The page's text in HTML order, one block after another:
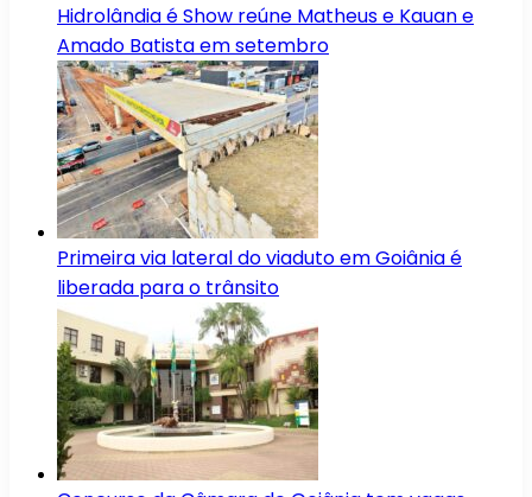
Hidrolândia é Show reúne Matheus e Kauan e
Amado Batista em setembro
Primeira via lateral do viaduto em Goiânia é
liberada para o trânsito